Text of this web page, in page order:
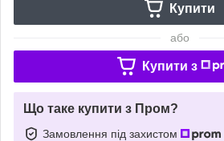
Купити
або
Купити з
Що таке купити з Пром?
Замовлення під захистом